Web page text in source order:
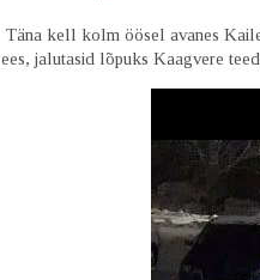
Täna kell kolm öösel avanes
ees, jalutasid lõpuks Kaagvere